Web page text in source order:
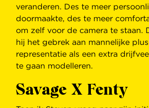
veranderen. Des te meer
doormaakte, des te meer
om zelf voor de camera te staan.
hij het gebrek aan mannelijke
representatie als een extra
te gaan modelleren.
Savage X Fenty